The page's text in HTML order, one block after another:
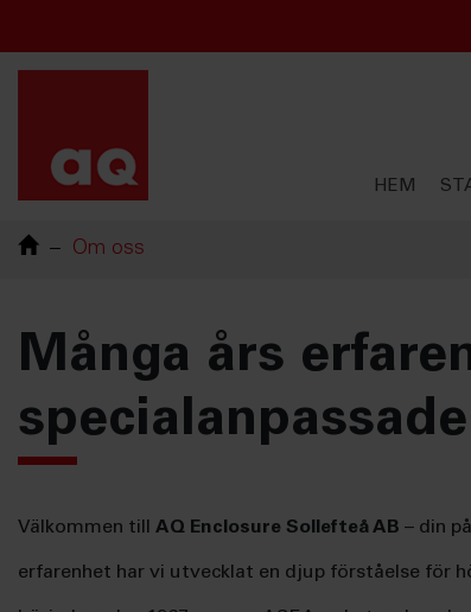
HEM
Om oss
Många års
Välkommen till AQ Enclosure Sollefteå AB – din
erfarenhet har vi utvecklat en djup förståelse för